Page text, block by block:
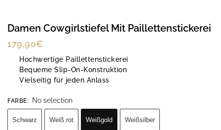
Damen Cowgirlstiefel Mit Paillettenstickerei
179,90€
Hochwertige Paillettenstickerei
Bequeme Slip-On-Konstruktion
Vielseitig für jeden Anlass
FARBE: No selection
Schwarz Weiß rot Weißgold Weißsilber